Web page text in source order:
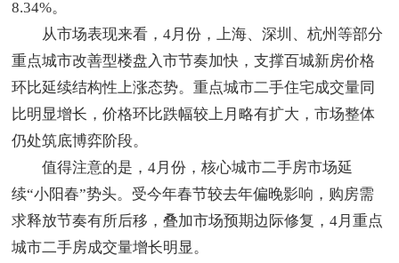
8.34%。
从市场表现来看，4月份，上海、深圳、杭州等部分
重点城市改善型楼盘入市节奏加快，支撑百城新房价格
环比延续结构性上涨态势。重点城市二手住宅成交量同
比明显增长，价格环比跌幅较上月略有扩大，市场整体
仍处筑底博弈阶段。
值得注意的是，4月份，核心城市二手房市场延
续“小阳春”势头。受今年春节较去年偏晚影响，购房需
求释放节奏有所后移，叠加市场预期边际修复，4月重点
城市二手房成交量增长明显。